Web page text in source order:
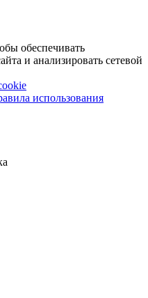
обеспечивать
и анализировать сетевой
использования